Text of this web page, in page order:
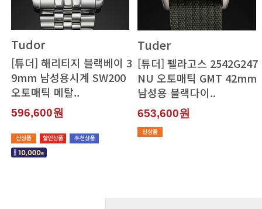
Tudor
오토매틱 메탈..
596,600원
Tuder
남성용 블랙다이..
653,600원